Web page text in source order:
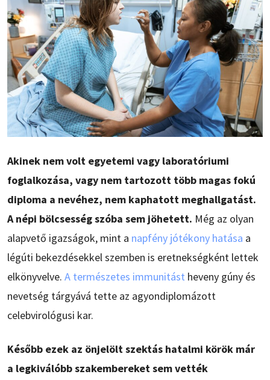
Akinek nem volt egyetemi vagy laboratóriumi
foglalkozása, vagy nem tartozott több magas fokú
diploma a nevéhez, nem kaphatott meghallgatást.
A népi bölcsesség szóba sem jöhetett. Még az olyan
alapvető igazságok, mint a napfény jótékony hatása a
légúti bekezdésekkel szemben is eretnekségként lettek
elkönyvelve. A természetes immunitást heveny gúny és
nevetség tárgyává tette az agyondiplomázott
celebvirológusi kar.
Később ezek az önjelölt szektás hatalmi körök már
a legkiválóbb szakembereket sem vették